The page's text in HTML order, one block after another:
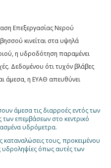
Επεξεργασίας Νερού
κινείται στα υψηλά
η υδροδότηση παραμένει
Δεδομένου ότι τυχόν βλάβες
άμεσα, η ΕΥΑΘ απευθύνει
άμεσα τις διαρροές εντός των
των επεμβάσεων στο κεντρικό
υδρόμετρα.
καταναλώσεις τους, προκειμένου
όπως αυτές των